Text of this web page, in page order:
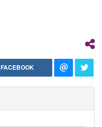
FACEBOOK